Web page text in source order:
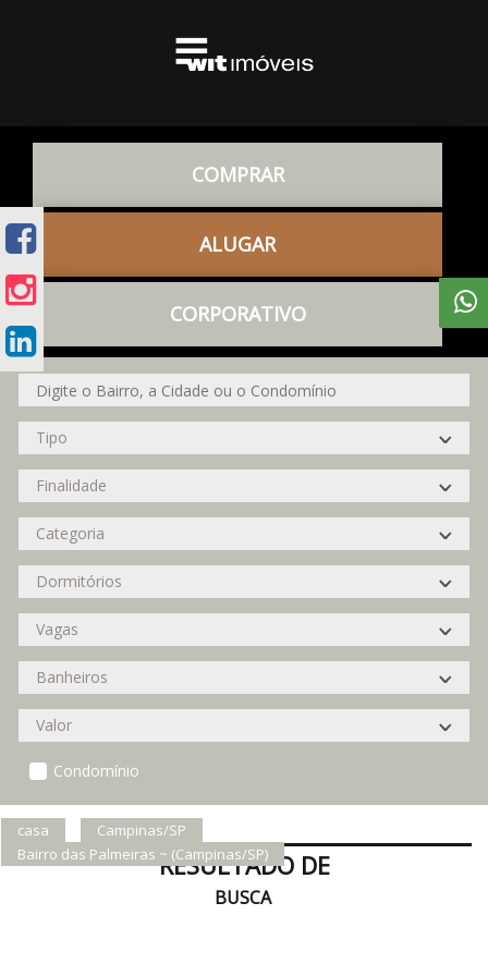
COMPRAR
ALUGAR
CORPORATIVO
Condomínio
casa
Campinas/SP
Bairro das Palmeiras ~ (Campinas/SP)
RESULTADO DE
BUSCA